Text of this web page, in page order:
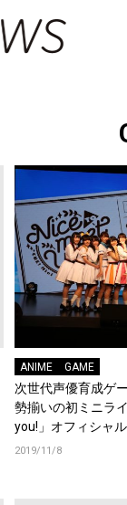
ANIME GAME
次世代声優育成ゲ
勢揃いの初ミニラ
you!」オフィシャ
年4月12日に1stラ
2019/11/8